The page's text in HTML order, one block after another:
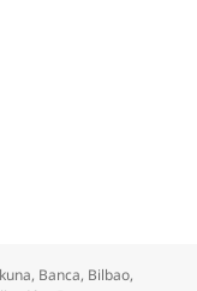
, Banca, Bilbao,